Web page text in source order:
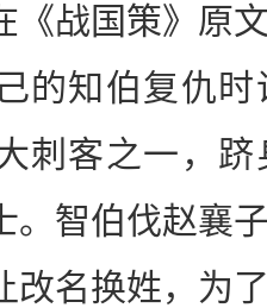
战国策》原文
的知伯复仇
刺客之一，
。智伯伐赵襄
改名换姓，为